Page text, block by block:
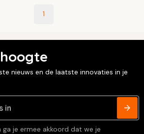
1
nieuws en de laatste innovaties in je
je ermee akkoord dat we je